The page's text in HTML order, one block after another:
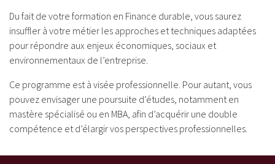
Du fait de votre formation en Finance durable, vous saurez
insuffler à votre métier les approches et techniques adaptées
pour répondre aux enjeux économiques, sociaux et
environnementaux de l’entreprise.
Ce programme est à visée professionnelle. Pour autant, vous
pouvez envisager une poursuite d’études, notamment en
mastère spécialisé ou en MBA, afin d’acquérir une double
compétence et d’élargir vos perspectives professionnelles.